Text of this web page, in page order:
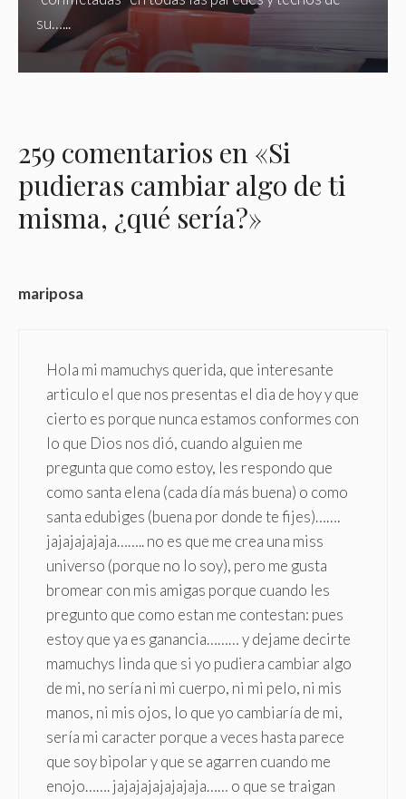
su…...
259 comentarios en «Si
pudieras cambiar algo de ti
misma, ¿qué sería?»
mariposa
Hola mi mamuchys querida, que interesante
articulo el que nos presentas el dia de hoy y que
cierto es porque nunca estamos conformes con
lo que Dios nos dió, cuando alguien me
pregunta que como estoy, les respondo que
como santa elena (cada día más buena) o como
santa edubiges (buena por donde te fijes)…….
jajajajajaja…….. no es que me crea una miss
universo (porque no lo soy), pero me gusta
bromear con mis amigas porque cuando les
pregunto que como estan me contestan: pues
estoy que ya es ganancia……… y dejame decirte
mamuchys linda que si yo pudiera cambiar algo
de mi, no sería ni mi cuerpo, ni mi pelo, ni mis
manos, ni mis ojos, lo que yo cambiaría de mi,
sería mi caracter porque a veces hasta parece
que soy bipolar y que se agarren cuando me
enojo……. jajajajajajajaja…… o que se traigan